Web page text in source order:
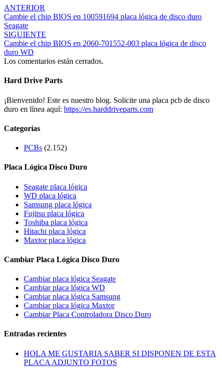
ANTERIOR
Cambie el chip BIOS en 100591694 placa lógica de disco duro
Seagate
SIGUIENTE
Cambie el chip BIOS en 2060-701552-003 placa lógica de disco
duro WD
Los comentarios están cerrados.
Hard Drive Parts
¡Bienvenido! Este es nuestro blog. Solicite una placa pcb de disco
duro en línea aquí: https://es.harddriveparts.com
Categorías
PCBs (2.152)
Placa Lógica Disco Duro
Seagate placa lógica
WD placa lógica
Samsung placa lógica
Fujitsu placa lógica
Toshiba placa lógica
Hitachi placa lógica
Maxtor placa lógica
Cambiar Placa Lógica Disco Duro
Cambiar placa lógica Seagate
Cambiar placa lógica WD
Cambiar placa lógica Samsung
Cambiar placa lógica Maxtor
Cambiar Placa Controladora Disco Duro
Entradas recientes
HOLA ME GUSTARIA SABER SI DISPONEN DE ESTA
PLACA ADJUNTO FOTOS